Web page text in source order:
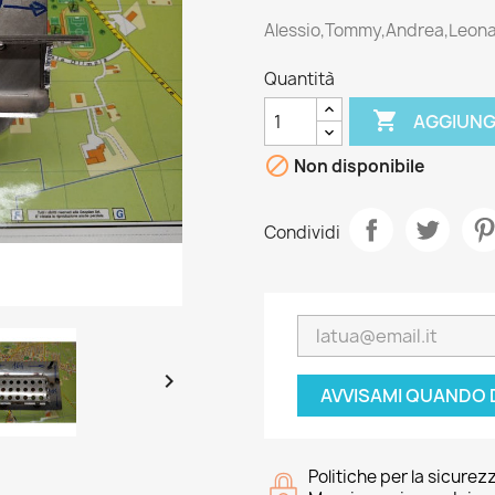

Quantità

 Non disponibile
Condividi
AVVISAMI QUANDO
Politiche per la